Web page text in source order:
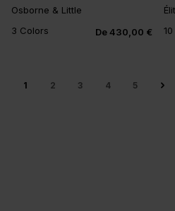
Osborne & Little
3 Colors
De 430,00 €
1 2 3 4 5